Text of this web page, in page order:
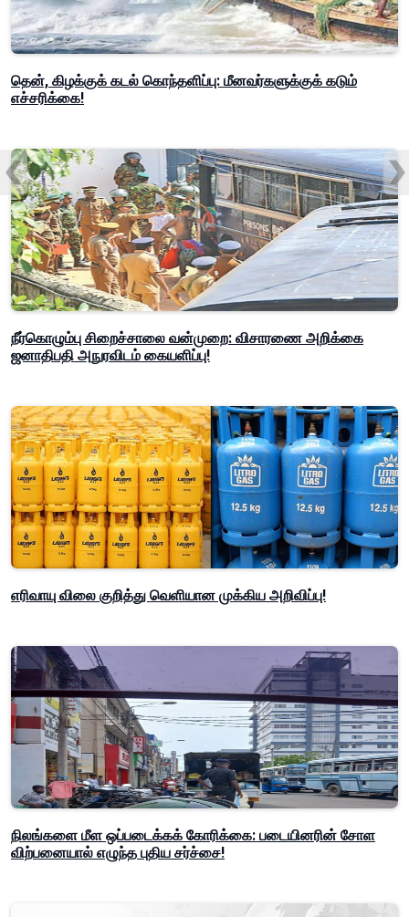
தென், கிழக்குக் கடல் கொந்தளிப்பு: மீனவர்களுக்குக் கடும்
எச்சரிக்கை!
நீர்கொழும்பு சிறைச்சாலை வன்முறை: விசாரணை அறிக்கை
ஜனாதிபதி அநுரவிடம் கையளிப்பு!
எரிவாயு விலை குறித்து வெளியான முக்கிய அறிவிப்பு!
நிலங்களை மீள ஒப்படைக்கக் கோரிக்கை: படையினரின் சோள
விற்பனையால் எழுந்த புதிய சர்ச்சை!